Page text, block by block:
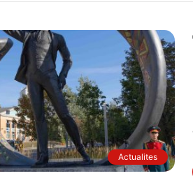
Actualites